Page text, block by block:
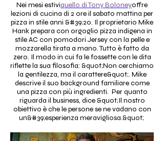
Nei mesi estiviquello di Tony Boloneyoffre
lezioni di cucina di 2 ore il sabato mattina per
pizza in stile anni &#39;20. Il proprietario Mike
Hank prepara con orgoglio pizza indigena in
stile AC con pomodori Jersey con la pelle e
mozzarella tirata a mano. Tutto è fatto da
zero. Il modo in cui fa le fossette con le dita
riflette la sua filosofia: &quot;Non cerchiamo
la gentilezza, ma il carattere&quot;. Mike
descrive il suo background familiare come
una pizza con più ingredienti. Per quanto
riguarda il business, dice &quot;Il nostro
obiettivo è che le persone se ne vadano con
un&#39;esperienza meravigliosa.&quot;